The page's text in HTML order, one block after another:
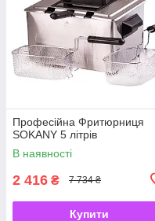
Професійна Фритюрниця
SOKANY 5 літрів
В наявності
2 416 ₴ 7 734 ₴
Купити